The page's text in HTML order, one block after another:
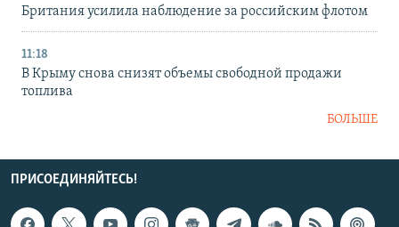
Британия усилила наблюдение за российским флотом
11:18
В Крыму снова снизят объемы свободной продажи
топлива
БОЛЬШЕ
ПРИСОЕДИНЯЙТЕСЬ!